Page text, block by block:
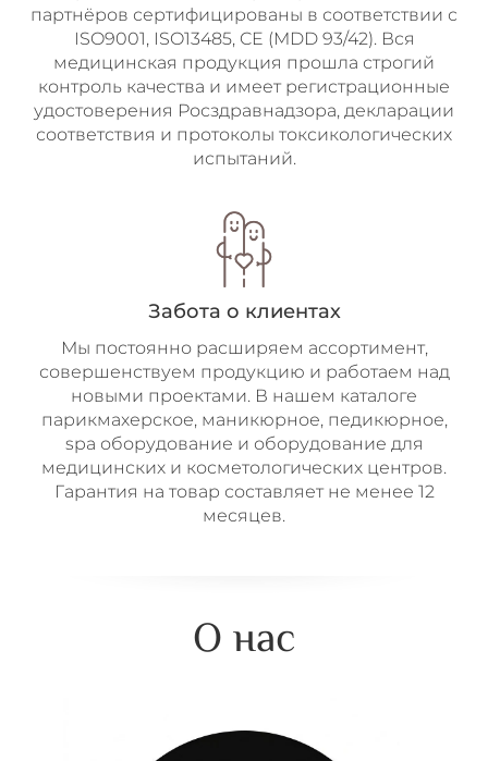
партнёров сертифицированы в соответствии с
ISO9001, ISO13485, CE (MDD 93/42). Вся
медицинская продукция прошла строгий
контроль качества и имеет регистрационные
удостоверения Росздравнадзора, декларации
соответствия и протоколы токсикологических
испытаний.
Забота о клиентах
Мы постоянно расширяем ассортимент,
совершенствуем продукцию и работаем над
новыми проектами. В нашем каталоге
парикмахерское, маникюрное, педикюрное,
spa оборудование и оборудование для
медицинских и косметологических центров.
Гарантия на товар составляет не менее 12
месяцев.
О нас